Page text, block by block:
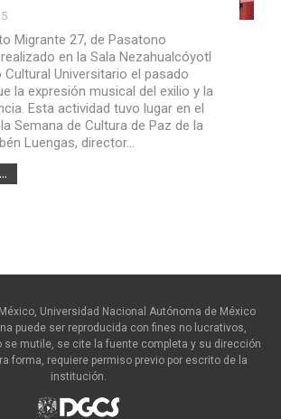
Migrante 27, de Pasatono
en la Sala Nezahualcóyotl
Cultural Universitario el pasado
la expresión musical del exilio y la
Esta actividad tuvo lugar en el
Semana de Cultura de Paz de la
Luengas, director…
Universidad Nacional Autónoma de México
puede ser reproducida con fines no lucrativos,
se mutile, se cite la fuente completa y su dirección
forma, requiere permiso previo por escrito de la
institución.